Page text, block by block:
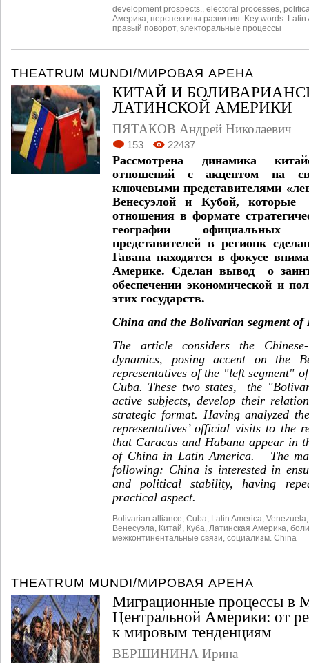
development prospects. electoral processes
Америка перспективы развития. Key words: Latin
правый поворот, электоральные процессы
THEATRUM MUNDI/МИРОВАЯ АРЕНА
КИТАЙ И
ЛАТИНСКОЙ АМЕРИКИ
ПЯТАКОВ Андрей Николаевич
153 22437
Рассмотрена динамика
отношений с акцентом на
ключевыми представителями
Венесуэлой и Кубой,
отношения в формате
географии официальных
представителей в регионк
Гавана находятся в фокусе
Америке. Сделан вывод о
обеспечении экономической и
этих государств.
China and the Bolivarian segment of
The article considers the
dynamics, posing accent on the
representatives of the "left segment"
Cuba. These two states, the
active subjects, develop their
strategic format. Having analyzed
representatives’ official visits to the
that Caracas and Habana appear in
of China in Latin America. The
following: China is interested in
and political stability, having
practical aspect.
Bolivarian alliance Cuba Latin America Venezuela
Венесуэла Китай Куба Латинская Америка
межконтинентальные связи социализм. China
THEATRUM MUNDI/МИРОВАЯ АРЕНА
Миграционные процессы в
Центральной Америки: от
к мировым тенденциям
ВЕРШИНИНА Ирина